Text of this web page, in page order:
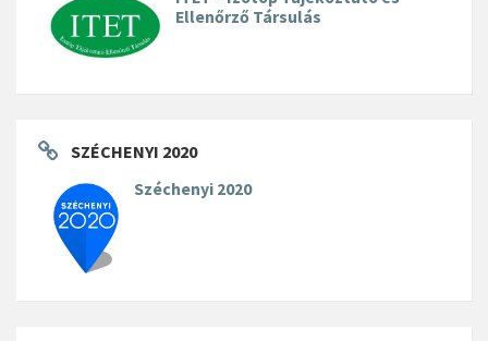
Ellenőrző Társulás
SZÉCHENYI 2020
Széchenyi 2020